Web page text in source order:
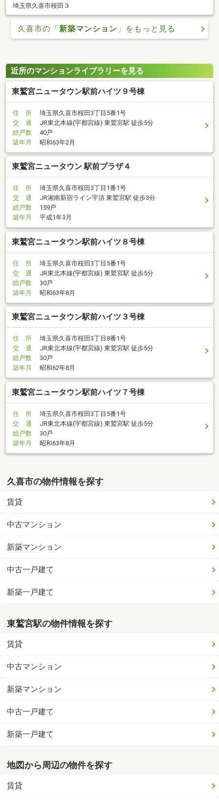
埼玉県久喜市桜田３
久喜市の「新築マンション 」をもっと見る
近所のマンションライブラリーを見る
東鷲宮ニュータウン駅前ハイツ９号棟
住 所
埼玉県久喜市桜田3丁目5番1号
交 通
JR東北本線(宇都宮線) 東鷲宮駅 徒歩5分
総戸数
40戸
築年月
昭和63年2月
東鷲宮ニュータウン 駅前プラザ４
住 所
埼玉県久喜市桜田3丁目1番1号
交 通
JR湘南新宿ライン宇須 東鷲宮駅 徒歩3分
総戸数
159戸
築年月
平成1年3月
東鷲宮ニュータウン駅前ハイツ８号棟
住 所
埼玉県久喜市桜田3丁目5番1号
交 通
JR東北本線(宇都宮線) 東鷲宮駅 徒歩5分
総戸数
30戸
築年月
昭和63年8月
東鷲宮ニュータウン駅前ハイツ３号棟
住 所
埼玉県久喜市桜田3丁目8番1号
交 通
JR東北本線(宇都宮線) 東鷲宮駅 徒歩5分
総戸数
30戸
築年月
昭和62年8月
東鷲宮ニュータウン駅前ハイツ７号棟
住 所
埼玉県久喜市桜田3丁目5番1号
交 通
JR東北本線(宇都宮線) 東鷲宮駅 徒歩5分
総戸数
30戸
築年月
昭和63年8月
久喜市の物件情報を探す
賃貸
中古マンション
新築マンション
中古一戸建て
新築一戸建て
東鷲宮駅の物件情報を探す
賃貸
中古マンション
新築マンション
中古一戸建て
新築一戸建て
地図から周辺の物件を探す
賃貸